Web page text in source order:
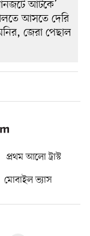
প্রথম আলো ট্রাস্ট
মোবাইল ভ্যাস